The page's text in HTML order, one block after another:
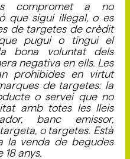
compromet a no
que sigui il·legal, o es
de targetes de crèdit
pugui o tingui el
bona voluntat dels
negativa en ells. Les
prohibides en virtut
de targetes: la
o servei que no
amb totes les lleis
banc emissor,
o targetes. Està
la venda de begudes
anys.